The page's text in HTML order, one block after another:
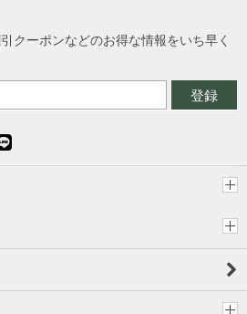
クーポンなどのお得な情報をいち早く
登録